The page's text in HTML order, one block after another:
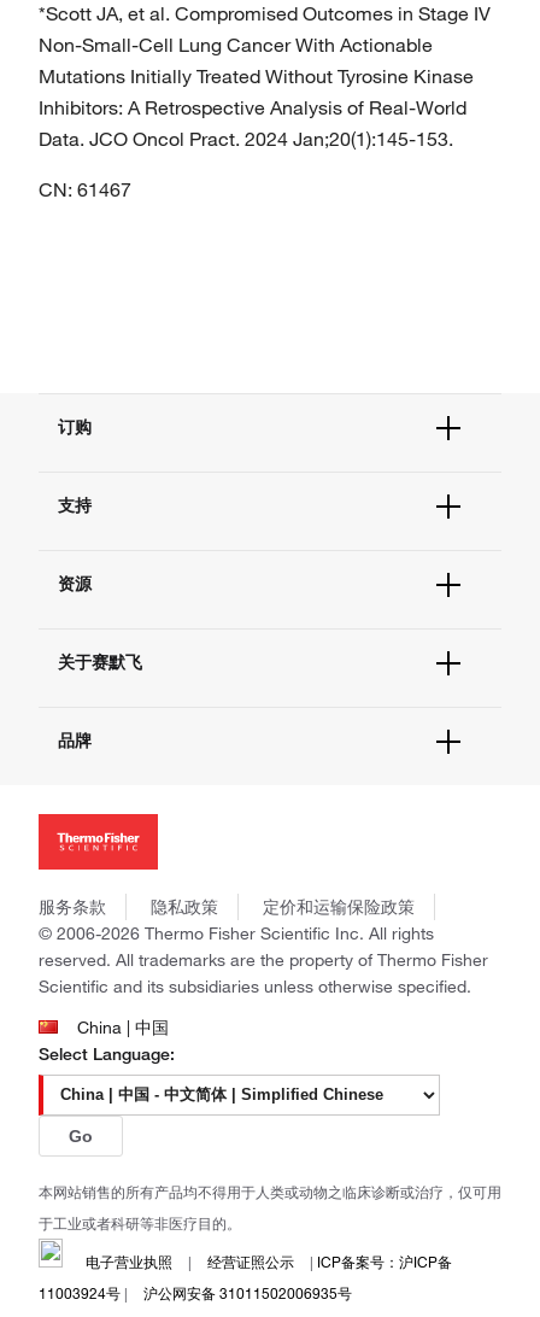
*Scott JA, et al. Compromised Outcomes in Stage IV
Non-Small-Cell Lung Cancer With Actionable
Mutations Initially Treated Without Tyrosine Kinase
Inhibitors: A Retrospective Analysis of Real-World
Data. JCO Oncol Pract. 2024 Jan;20(1):145-153.
CN: 61467
订购
订单状态查询
订单支持
现货供应中心
支持
联系我们 - 400 820 8982
查找文件&证书
资源
学习中心
促销
社交媒体
关于赛默飞
招聘
新闻
社会责任
商标
政策和通知
品牌
Applied Biosystems
Ion Torrent
Unity Lab Services
Patheon
服务条款 隐私政策
定价和运输保险政策
© 2006-2026 Thermo Fisher Scientific Inc. All rights
reserved. All trademarks are the property of Thermo Fisher
Scientific and its subsidiaries unless otherwise specified.
China | 中国
Select Language:
Go
本网站销售的所有产品均不得用于人类或动物之临床诊断或治疗，仅可用
于工业或者科研等非医疗目的。
电子营业执照
| 经营证照公示 | ICP备案号：沪ICP备
11003924号 | 沪公网安备 31011502006935号